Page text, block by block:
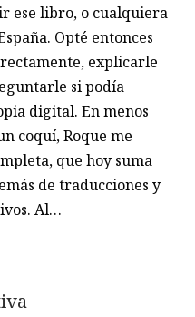
ese libro, o cualquiera
Opté entonces
explicarle
si podía
digital. En menos
coquí, Roque me
que hoy suma
de traducciones y
Al…